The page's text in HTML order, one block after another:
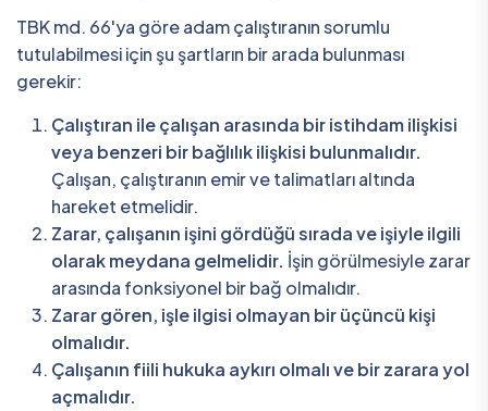
TBK md. 66'ya göre adam çalıştıranın sorumlu
tutulabilmesi için şu şartların bir arada bulunması
gerekir:
Çalıştıran ile çalışan arasında bir istihdam ilişkisi
veya benzeri bir bağlılık ilişkisi bulunmalıdır.
Çalışan, çalıştıranın emir ve talimatları altında
hareket etmelidir.
Zarar, çalışanın işini gördüğü sırada ve işiyle ilgili
olarak meydana gelmelidir. İşin görülmesiyle zarar
arasında fonksiyonel bir bağ olmalıdır.
Zarar gören, işle ilgisi olmayan bir üçüncü kişi
olmalıdır.
Çalışanın fiili hukuka aykırı olmalı ve bir zarara yol
açmalıdır.